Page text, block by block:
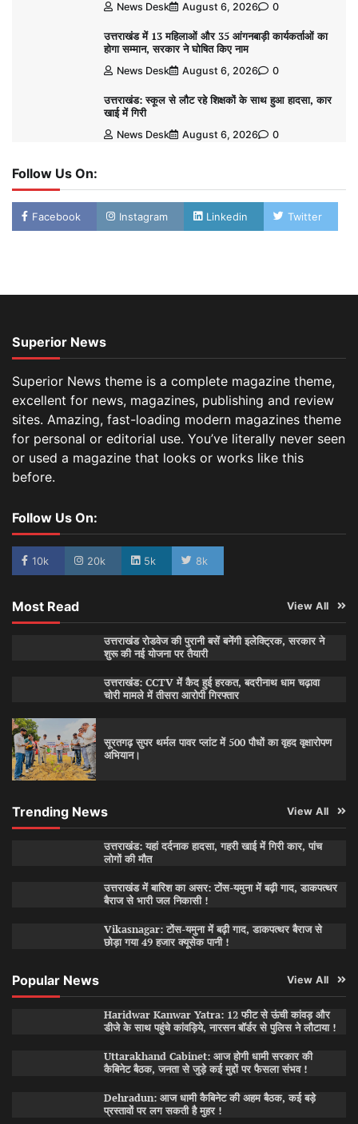
News Desk August 6, 2026 0
उत्तराखंड में 13 महिलाओं और 35 आंगनबाड़ी कार्यकर्ताओं का
होगा सम्मान, सरकार ने घोषित किए नाम
News Desk August 6, 2026 0
उत्तराखंड: स्कूल से लौट रहे शिक्षकों के साथ हुआ हादसा, कार
खाई में गिरी
News Desk August 6, 2026 0
Follow Us On:
Facebook Instagram Linkedin Twitter
Superior News
Superior News theme is a complete magazine theme,
excellent for news, magazines, publishing and review
sites. Amazing, fast-loading modern magazines theme
for personal or editorial use. You’ve literally never seen
or used a magazine that looks or works like this
before.
Follow Us On:
10k 20k 5k 8k
Most Read View All
उत्तराखंड रोडवेज की पुरानी बसें बनेंगी इलेक्ट्रिक, सरकार ने
शुरू की नई योजना पर तैयारी
उत्तराखंड: CCTV में कैद हुई हरकत, बदरीनाथ धाम चढ़ावा
चोरी मामले में तीसरा आरोपी गिरफ्तार
सूरतगढ़ सुपर थर्मल पावर प्लांट में 500 पौधों का वृहद वृक्षारोपण
अभियान।
Trending News View All
उत्तराखंड: यहां दर्दनाक हादसा, गहरी खाई में गिरी कार, पांच
लोगों की मौत
उत्तराखंड में बारिश का असर: टोंस-यमुना में बढ़ी गाद, डाकपत्थर
बैराज से भारी जल निकासी !
Vikasnagar: टोंस-यमुना में बढ़ी गाद, डाकपत्थर बैराज से
छोड़ा गया 49 हजार क्यूसेक पानी !
Popular News View All
Haridwar Kanwar Yatra: 12 फीट से ऊंची कांवड़ और
डीजे के साथ पहुंचे कांवड़िये, नारसन बॉर्डर से पुलिस ने लौटाया !
Uttarakhand Cabinet: आज होगी धामी सरकार की
कैबिनेट बैठक, जनता से जुड़े कई मुद्दों पर फैसला संभव !
Dehradun: आज धामी कैबिनेट की अहम बैठक, कई बड़े
प्रस्तावों पर लग सकती है मुहर !